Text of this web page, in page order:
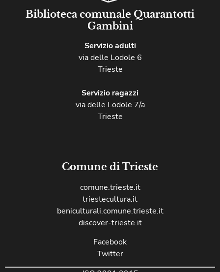
Biblioteca comunale Quarantotti
Gambini
Servizio adulti
via delle Lodole 6
Trieste
Servizio ragazzi
via delle Lodole 7/a
Trieste
Comune di Trieste
comune.trieste.it
triestecultura.it
beniculturali.comune.trieste.it
discover-trieste.it
Facebook
Twitter